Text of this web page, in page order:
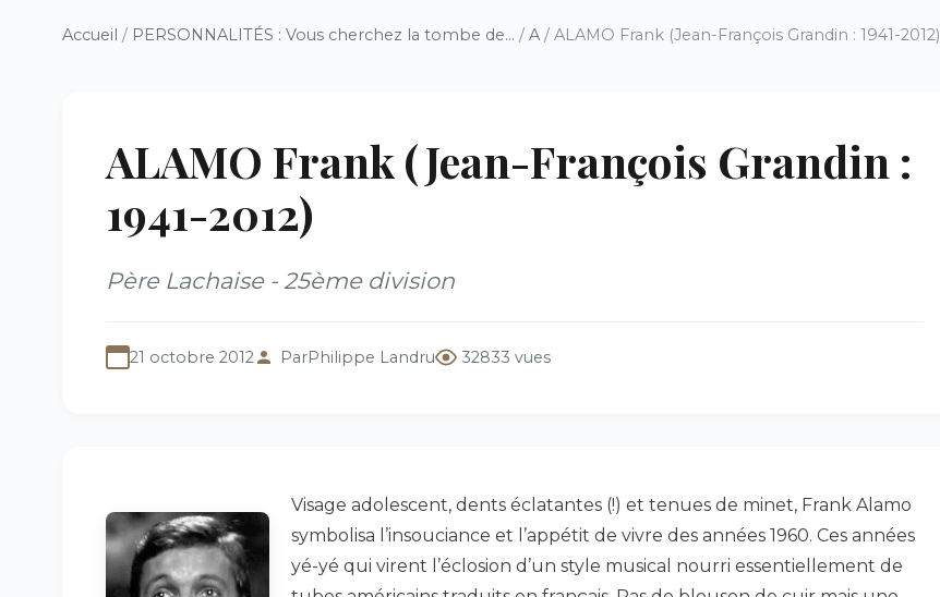
Accueil / PERSONNALITÉS : Vous cherchez la tombe de... / A / ALAMO Frank (Jean-François Grandin : 1941-2012)
ALAMO Frank (Jean-François Grandin :
1941-2012)
Père Lachaise - 25ème division
21 octobre 2012 ParPhilippe Landru 32833 vues
Visage adolescent, dents éclatantes (!) et tenues de minet, Frank Alamo
symbolisa l’insouciance et l’appétit de vivre des années 1960. Ces années
yé-yé qui virent l’éclosion d’un style musical nourri essentiellement de